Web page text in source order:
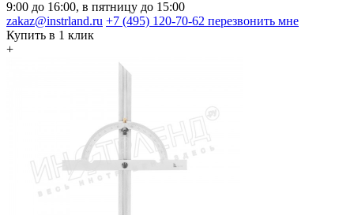
9:00 до 16:00, в пятницу до 15:00
zakaz@instrland.ru +7 (495) 120-70-62 перезвонить мне
Купить в 1 клик
+